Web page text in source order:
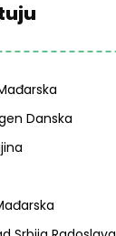
Danska